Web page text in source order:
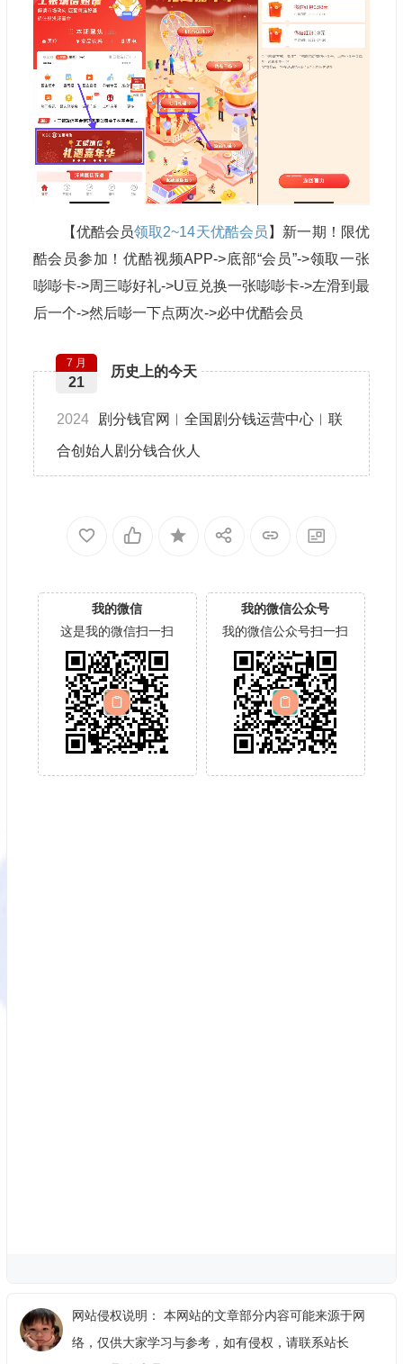
【优酷会员领取2~14天优酷会员 】新一期！限优
酷会员参加！优酷视频APP->底部“会员”->领取一张
嘭嘭卡->周三嘭好礼->U豆兑换一张嘭嘭卡->左滑到最
后一个->然后嘭一下点两次->必中优酷会员
历史上的今天
7 月
21
2024 剧分钱官网︱全国剧分钱运营中心︱联
合创始人剧分钱合伙人
我的微信
这是我的微信扫一扫
我的微信公众号
我的微信公众号扫一扫
网站侵权说明： 本网站的文章部分内容可能来源于网
络，仅供大家学习与参考，如有侵权，请联系站长